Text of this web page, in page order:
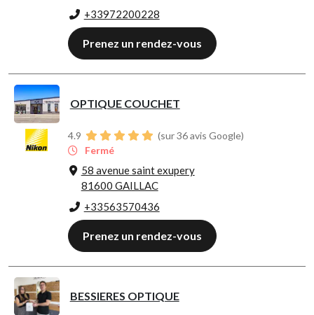
+33972200228
Prenez un rendez-vous
OPTIQUE COUCHET
4.9
(sur 36 avis Google)
Fermé
58 avenue saint exupery
81600 GAILLAC
+33563570436
Prenez un rendez-vous
BESSIERES OPTIQUE